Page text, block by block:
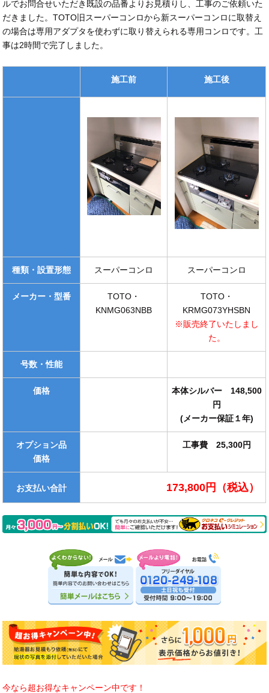
ルでお問合せいただき既設の品番よりお見積りし、工事のご依頼いた
だきました。TOTO旧スーパーコンロから新スーパーコンロに取替え
の場合は専用アダプタを使わずに取り替えられる専用コンロです。工
事は2時間で完了しました。
施工前 施工後
種類・設置形態 スーパーコンロ スーパーコンロ
メーカー・型番
TOTO・
KNMG063NBB
TOTO・
KRMG073YHSBN
※販売終了いたしまし
た。
号数・性能
価格
本体シルバー 148,500
円
(メーカー保証１年)
オプション品
価格
工事費 25,300円
お支払い合計 173,800円（税込）
今なら超お得なキャンペーン中です！